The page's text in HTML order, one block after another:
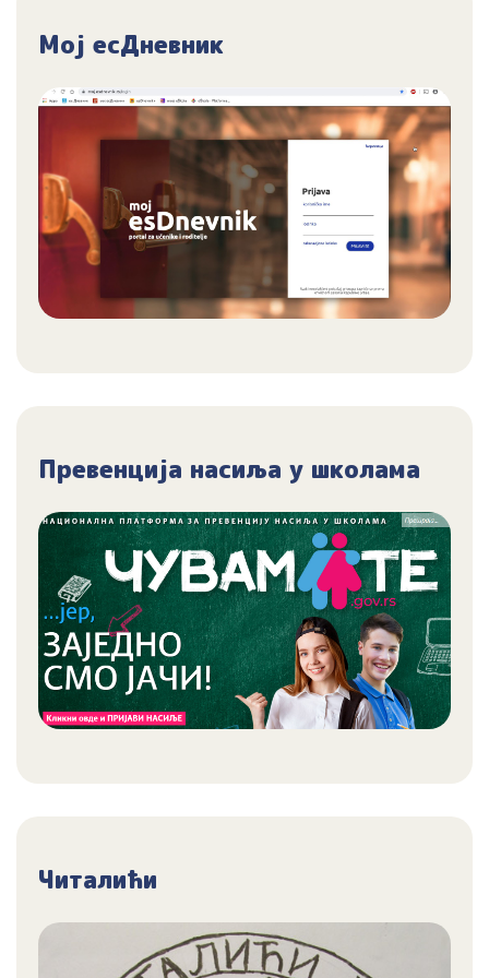
Мој есДневник
Превенција насиља у школама
Читалићи